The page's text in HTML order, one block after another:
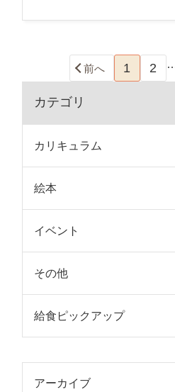
前へ 1 2
カテゴリ
カリキュラム
絵本
イベント
その他
給食ピックアップ
アーカイブ